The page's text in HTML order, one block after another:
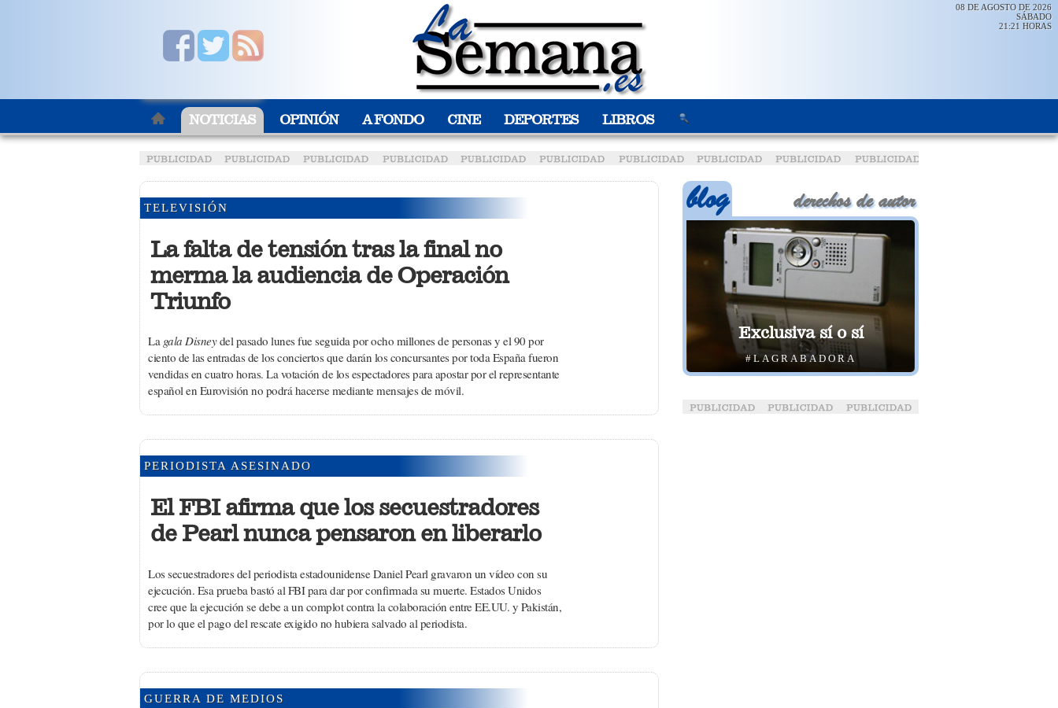
08 DE AGOSTO DE 2026
SÁBADO
21:21 HORAS
NOTICIAS OPINIÓN A FONDO CINE DEPORTES LIBROS
TELEVISIÓN
La falta de tensión tras la final no
merma la audiencia de Operación
Triunfo
La gala Disneydel pasado lunes fue seguida por ocho millones de personas y el 90 por
ciento de las entradas de los conciertos que darán los concursantes por toda España fueron
vendidas en cuatro horas. La votación de los espectadores para apostar por el representante
español en Eurovisión no podrá hacerse mediante mensajes de móvil.
PERIODISTA ASESINADO
El FBI afirma que los secuestradores
de Pearl nunca pensaron en liberarlo
Los secuestradores del periodista estadounidense Daniel Pearl gravaron un vídeo con su
ejecución. Esa prueba bastó al FBI para dar por confirmada su muerte. Estados Unidos
cree que la ejecución se debe a un complot contra la colaboración entre EE.UU. y Pakistán,
por lo que el pago del rescate exigido no hubiera salvado al periodista.
GUERRA DE MEDIOS
derechos de autor
Exclusiva sí o sí
#LAGRABADORA